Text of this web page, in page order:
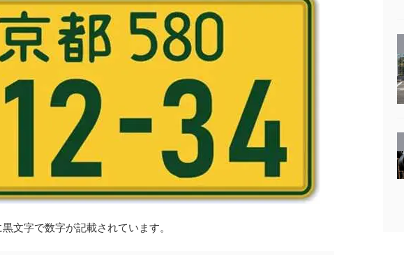
文字で数字が記載されています。